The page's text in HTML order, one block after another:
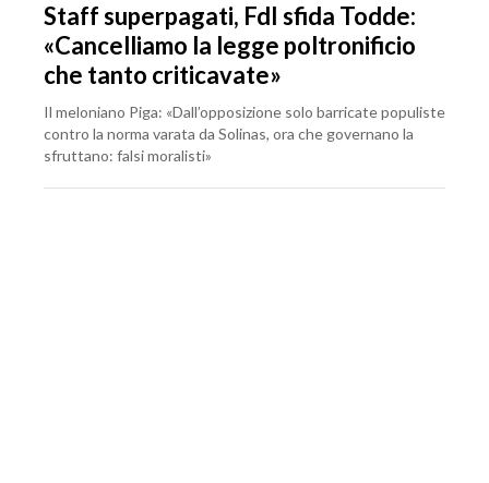
Staff superpagati, FdI sfida Todde:
«Cancelliamo la legge poltronificio
che tanto criticavate»
Il meloniano Piga: «Dall’opposizione solo barricate populiste
contro la norma varata da Solinas, ora che governano la
sfruttano: falsi moralisti»